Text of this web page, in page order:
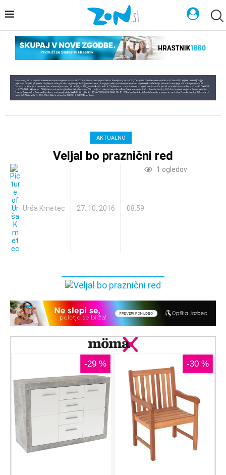
AKTUALNO
Veljal bo praznični red
Urša Kmetec 27. 10. 2016 08:59
1 ogledov